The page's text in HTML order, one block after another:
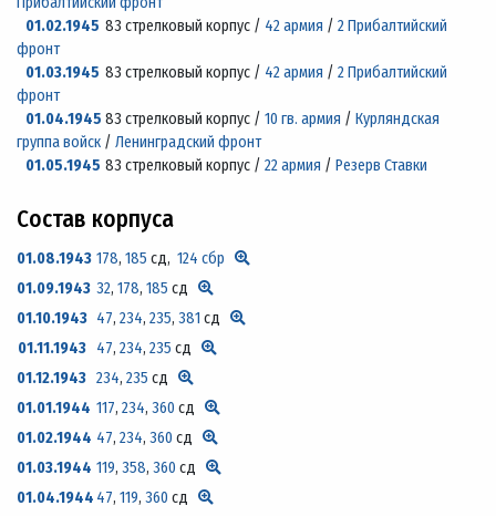
01.02.194583 стрелковый корпус / 42 армия /2 Прибалтийский
фронт
01.03.194583 стрелковый корпус / 42 армия /2 Прибалтийский
фронт
01.04.194583 стрелковый корпус /10 гв. армия /Курляндская
группа войск / Ленинградский фронт
01.05.194583 стрелковый корпус /22 армия /Резерв Ставки
Состав корпуса
01.08.1943 178,185 сд,124 сбр
01.09.1943 32,178,185 сд
01.10.1943 47,234,235,381 сд
01.11.1943
47,234,235 сд
01.12.1943 234,235 сд
01.01.1944 117,234,360 сд
01.02.1944 47,234,360 сд
01.03.1944 119,358,360 сд
01.04.1944 47,119,360 сд